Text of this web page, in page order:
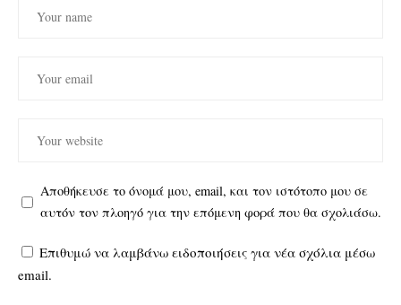
Αποθήκευσε το όνομά μου, email, και τον ιστότοπο μου σε
αυτόν τον πλοηγό για την επόμενη φορά που θα σχολιάσω.
Επιθυμώ να λαμβάνω ειδοποιήσεις για νέα σχόλια μέσω
email.